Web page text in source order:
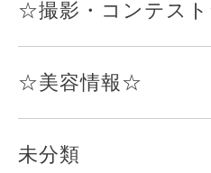
☆撮影・コンテス
☆美容情報☆
未分類